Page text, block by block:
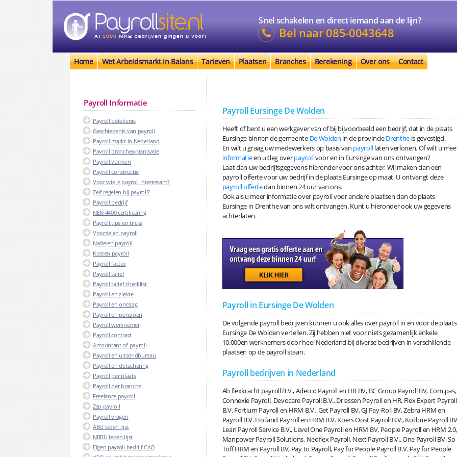
Snel schakelen en direct iemand aan de lijn?
Bel naar085-0043648
Home Wet Arbeidsmarkt in Balans Tarieven Plaatsen Branches Berekening Over ons Contact
Payroll Informatie
Payroll betekenis
Geschiedenis van payroll
Payroll markt in Nederland
Payroll brancheorganisatie
Payroll vormen
Payroll constructie
Voor wie is payroll interessant?
Zelf regelen bij payroll?
Payroll bedrijf
NEN 4400 certificering
Payroll tips en tricks
Voordelen payroll
Nadelen payroll
Kosten payroll
Payroll factor
Payroll tarief
Payroll tarief checklist
Payroll en ziekte
Payroll en ontslag
Payroll en pensioen
Payroll werknemer
Payroll contract
Accountant of payroll
Payroll en uitzendbureau
Payroll en detachering
Payroll per plaats
Payroll per branche
Freelance payroll
Zzp payroll
Payroll vragen
ABU leden lijst
NBBU leden lijst
Eigen payroll bedrijf CAO
Payroll Eursinge De Wolden
Heeft of bent u een werkgever van of bij bijvoorbeeld een bedrijf, dat in de plaats
Eursinge binnen de gemeente De Wolden in de provincieDrenthe is gevestigd.
En wilt u graag uw medewerkers op basis van payrolllaten verlonen. Of wilt u
informatieen uitleg overpayrollvoor en in Eursinge van ons ontvangen?
Laat dan uw bedrijfsgegevens hieronder voor ons achter. Wij maken dan een
payroll offerte voor uw bedrijf in de plaats Eursinge op maat. U ontvangt deze
payroll offertedan binnen 24 uur van ons.
Ook als u meer informatie over payroll voor andere plaatsen dan de plaats
Eursinge in Drenthe van ons wilt ontvangen. Kunt u hieronder ook uw gegevens
achterlaten.
Payroll in Eursinge De Wolden
De volgende payroll bedrijven kunnen u ook alles over payroll in en voor de plaats
Eursinge De Wolden vertellen. Zij hebben niet voor niets gezamenlijk enkele
10.000en werknemers door heel Nederland bij diverse bedrijven in verschillende
plaatsen op de payroll staan.
Payroll bedrijven in Nederland
Ab flexkracht payroll B.V., Adecco Payroll en HR BV, BC Group Payroll BV, Com.pas,
Connexie Payroll, Devocare Payroll B.V., Driessen Payroll en HR, Flex Expert Payroll
B.V. Fortium Payroll en HRM B.V., Get Payroll BV, GJ Pay-Roll BV, Zebra HRM en
Payroll B.V. Holland Payroll en HRM B.V. Koers Oost Payroll B.V., Kolibrie Payroll
Lean Payroll Service B.V., Level One Payroll en HRM BV, People Payroll en HRM 2.0,
Manpower Payroll Solutions, Nedflex Payroll, Next Payroll B.V., One Payroll BV, So
Toff HRM en Payroll BV, Pay to Payroll, Pay for People Payroll B.V. Pay for People